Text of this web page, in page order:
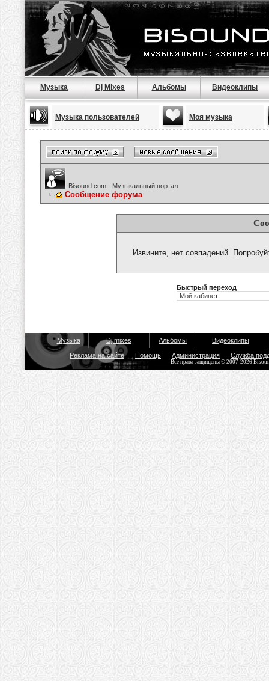
Музыка Dj Mixes Альбомы Видеоклипы
Музыка пользователей Моя музыка
Bisound.com - Музыкальный портал
Сообщение форума
Извините, нет совпадений.
Быстрый переход
Музыка Dj mixes Альбомы Видеоклипы
Реклама на сайте Помощь Администрация Служба
Все права защищены © 2007-2026